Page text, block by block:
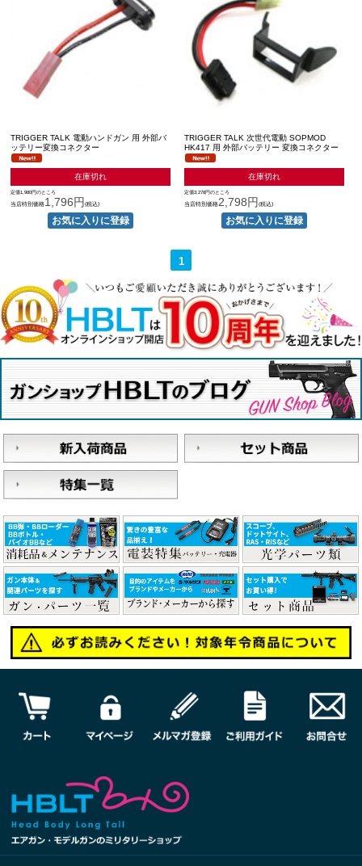
TRIGGER TALK 電動ハンドガン 用 外部バ
ッテリー変換コネクター
在庫切れ
定価1,980円のところ
当店特別価格1,796円(税込)
TRIGGER TALK 次世代電動 SOPMOD
HK417 用 外部バッテリー 変換コネクター
在庫切れ
定価3,278円のところ
当店特別価格2,798円(税込)
1